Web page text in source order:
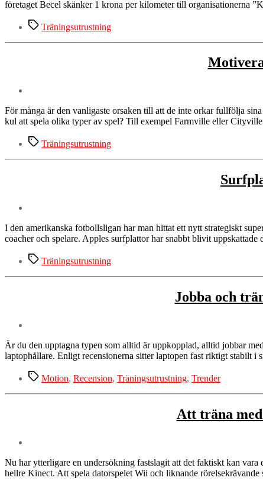
företaget Becel skänker 1 krona per kilometer till organisationerna
Etiketter
Träningsutrustning
För många är den vanligaste orsaken till att de inte orkar fullfölja
kul att spela olika typer av spel? Till exempel Farmville eller
Etiketter
Träningsutrustning
I den amerikanska fotbollsligan har man hittat ett nytt strategiskt
coacher och spelare. Apples surfplattor har snabbt blivit
Etiketter
Träningsutrustning
Jobba och
Är du den upptagna typen som alltid är uppkopplad, alltid jobbar
laptophållare. Enligt recensionerna sitter laptopen fast riktigt stabilt
Etiketter
Motion, Recension, Träningsutrustning, Trender
Att träna
Nu har ytterligare en undersökning fastslagit att det faktiskt kan
hellre Kinect. Att spela datorspelet Wii och liknande